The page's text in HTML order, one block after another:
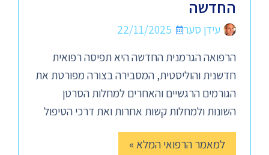
החדשה
עידן סער
22/11/2025
הרפואה הגרמנית החדשה היא תפיסה רפואית
חדשנית והוליסטית, המסבירה בצורה מפורטת את
הגורמים הרגשיים והאחרים למחלות הסרטן
השונות ולמחלות קשות אחרות ואת דרכי הטיפול
למאמר הרפואי המלא »